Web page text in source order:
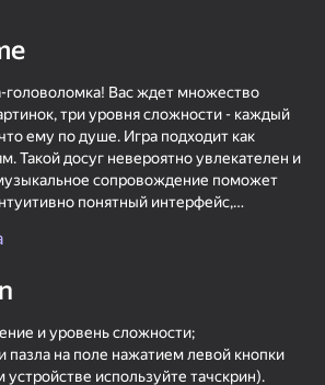
music steal the
Brainrot
головоломка! Вас ждет множество
три уровня сложности - каждый
ему по душе. Игра подходит как
Такой досуг невероятно увлекателен и
сопровождение поможет
понятный интерфейс,
комфортной игры!
и уровень сложности;
пазла на поле нажатием левой кнопки
используйте тачскрин).